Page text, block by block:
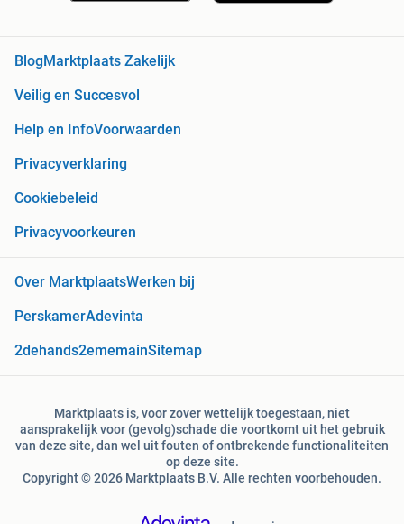
BlogMarktplaats Zakelijk
Veilig en Succesvol
Help en InfoVoorwaarden
Privacyverklaring
Cookiebeleid
Privacyvoorkeuren
Over MarktplaatsWerken bij
PerskamerAdevinta
2dehands2ememainSitemap
Marktplaats is, voor zover wettelijk toegestaan, niet
aansprakelijk voor (gevolg)schade die voortkomt uit het gebruik
van deze site, dan wel uit fouten of ontbrekende functionaliteiten
op deze site.
Copyright © 2026 Marktplaats B.V. Alle rechten voorbehouden.